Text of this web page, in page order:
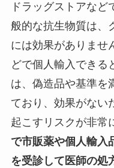
ドラッグストアな
般的な抗生物質は、
には効果がありませ
どで個人輸入できる
は、偽造品や基準を
ており、効果がない
起こすリスクが非常
で市販薬や個人輸入
を受診して医師の処